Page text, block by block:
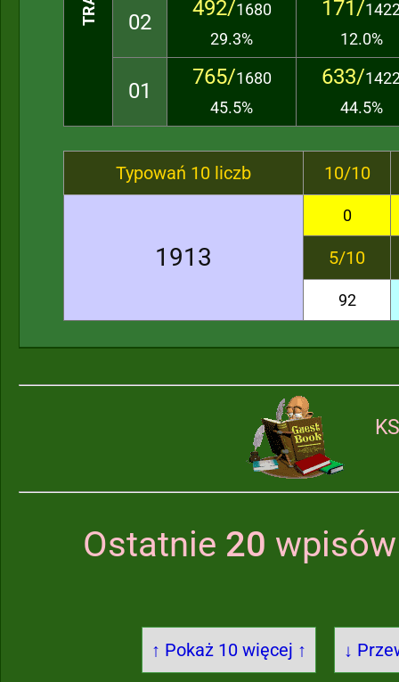
02
492/1680
29.3%
171/
12.0%
01
765/1680
45.5%
633/
44.5%
Typowań 10 liczb 10/10
1913
0
5/10
92
Ostatnie 20
↑ Pokaż 10 więcej ↑ ↓